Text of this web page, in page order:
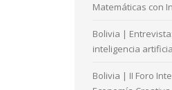
Matemáticas con
Bolivia |
inteligencia
Bolivia | II Foro